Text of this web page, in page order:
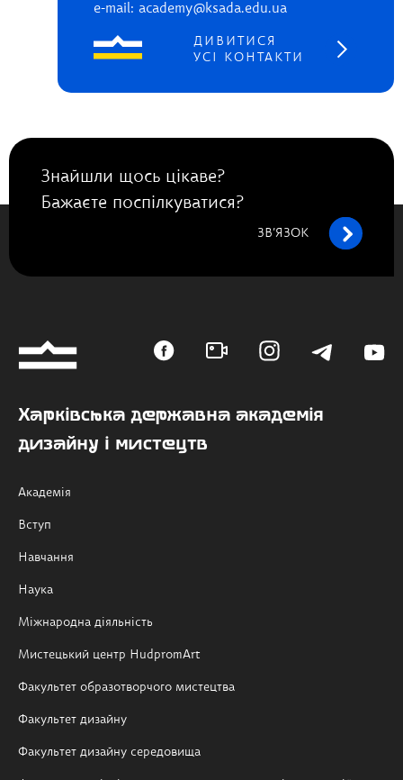
e-mail: academy@ksada.edu.ua
ДИВИТИСЯ
УСІ КОНТАКТИ
Знайшли щось цікаве?
Бажаєте поспілкуватися?
ЗВ’ЯЗОК
Харківська державна академія
дизайну і мистецтв
Академія
Вступ
Навчання
Наука
Міжнародна діяльність
Мистецький центр HudpromArt
Факультет образотворчого мистецтва
Факультет дизайну
Факультет дизайну середовища